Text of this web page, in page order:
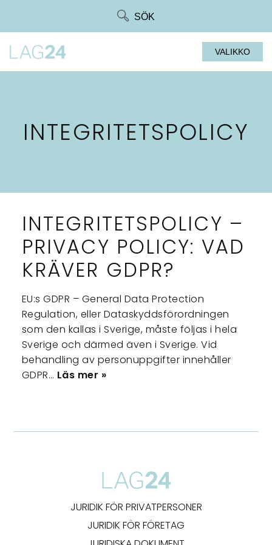
SÖK
VALIKKO
INTEGRITETSPOLICY
INTEGRITETSPOLICY –
PRIVACY POLICY: VAD
KRÄVER GDPR?
EU:s GDPR – General Data Protection
Regulation, eller Dataskyddsförordningen
som den kallas i Sverige, måste följas i hela
Sverige och därmed även i Sverige. Vid
behandling av personuppgifter innehåller
GDPR… Läs mer »
JURIDIK FÖR PRIVATPERSONER
JURIDIK FÖR FÖRETAG